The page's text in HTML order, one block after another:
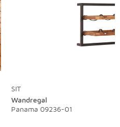
SIT
Wandregal
Panama 09236-01